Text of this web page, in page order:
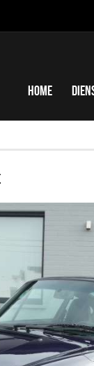
Home